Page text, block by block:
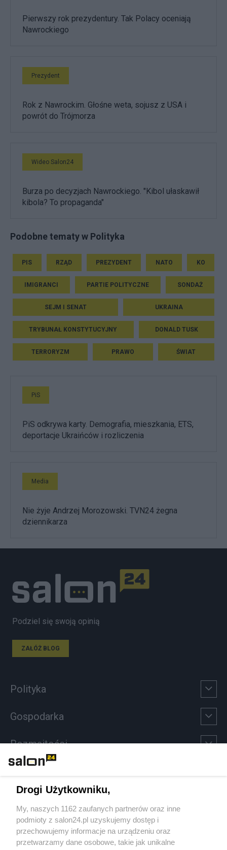
Pierwszy rok prezydentury. Tak Polacy oceniają
Nawrockiego
Prezydent
Rok z Nawrockim. Głośne weta, sojusz z USA i
powrót do Trójmorza
Wideo Salon24
Burza po decyzjach Nawrockiego. "Kibol ułaskawił
kibola? To propaganda"
Podobne tematy w Polityka
PIS RZĄD PREZYDENT NATO KO
IMIGRANCI PARTIE POLITYCZNE SONDAŻ
SEJM I SENAT UKRAINA
TRYBUNAŁ KONSTYTUCYJNY DONALD TUSK
TERRORYZM PRAWO ŚWIAT
PiS
PiS odkrywa karty. Demografia, mieszkania, ETS,
deportacje Ukraińców i rozliczenia
Media
Nie żyje Andrzej Morozowski. TVN24 żegna
dziennikarza
Podziel się swoją opinią
ZAŁÓŻ BLOG
Polityka
Gospodarka
Rozmaitości
Sport
Społeczeństwo
Drogi Użytkowniku,
My, naszych 1162 zaufanych partnerów oraz inne
podmioty z salon24.pl uzyskujemy dostęp i
przechowujemy informacje na urządzeniu oraz
przetwarzamy dane osobowe, takie jak unikalne